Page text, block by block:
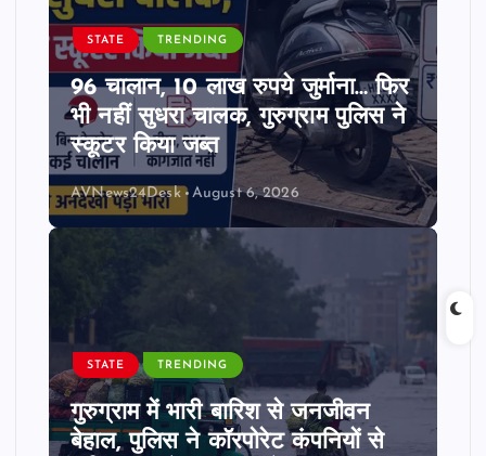
STATE TRENDING
96 चालान, 10 लाख रुपये जुर्माना… फिर
भी नहीं सुधरा चालक, गुरुग्राम पुलिस ने
स्कूटर किया जब्त
AVNews24Desk August 6, 2026
STATE TRENDING
गुरुग्राम में भारी बारिश से जनजीवन
बेहाल, पुलिस ने कॉरपोरेट कंपनियों से